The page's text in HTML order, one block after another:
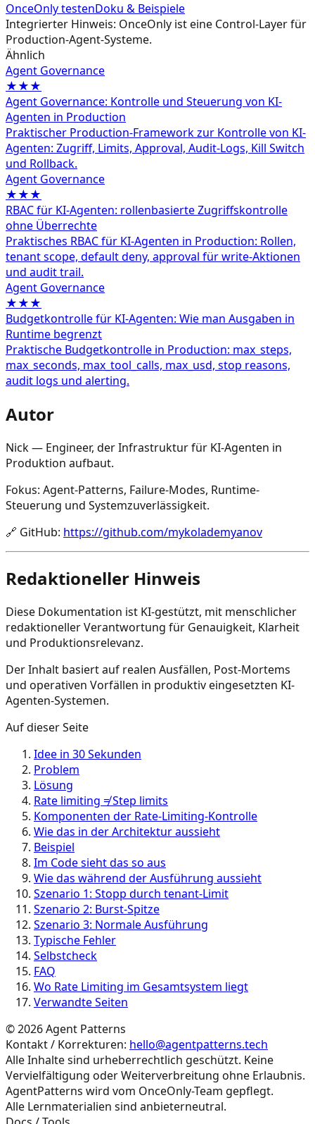
OnceOnly testenDoku & Beispiele
Integrierter Hinweis: OnceOnly ist eine Control-Layer für
Production-Agent-Systeme.
Ähnlich
Agent Governance
★★★
Agent Governance: Kontrolle und Steuerung von KI-
Agenten in Production
Praktischer Production-Framework zur Kontrolle von KI-
Agenten: Zugriff, Limits, Approval, Audit-Logs, Kill Switch
und Rollback.
Agent Governance
★★★
RBAC für KI-Agenten: rollenbasierte Zugriffskontrolle
ohne Überrechte
Praktisches RBAC für KI-Agenten in Production: Rollen,
tenant scope, default deny, approval für write-Aktionen
und audit trail.
Agent Governance
★★★
Budgetkontrolle für KI-Agenten: Wie man Ausgaben in
Runtime begrenzt
Praktische Budgetkontrolle in Production: max_steps,
max_seconds, max_tool_calls, max_usd, stop reasons,
audit logs und alerting.
Autor
Nick — Engineer, der Infrastruktur für KI-Agenten in
Produktion aufbaut.
Fokus: Agent-Patterns, Failure-Modes, Runtime-
Steuerung und Systemzuverlässigkeit.
🔗 GitHub: https://github.com/mykolademyanov
Redaktioneller Hinweis
Diese Dokumentation ist KI-gestützt, mit menschlicher
redaktioneller Verantwortung für Genauigkeit, Klarheit
und Produktionsrelevanz.
Der Inhalt basiert auf realen Ausfällen, Post-Mortems
und operativen Vorfällen in produktiv eingesetzten KI-
Agenten-Systemen.
Auf dieser Seite
Idee in 30 Sekunden
Problem
Lösung
Rate limiting ≠ Step limits
Komponenten der Rate-Limiting-Kontrolle
Wie das in der Architektur aussieht
Beispiel
Im Code sieht das so aus
Wie das während der Ausführung aussieht
Szenario 1: Stopp durch tenant-Limit
Szenario 2: Burst-Spitze
Szenario 3: Normale Ausführung
Typische Fehler
Selbstcheck
FAQ
Wo Rate Limiting im Gesamtsystem liegt
Verwandte Seiten
©2026Agent Patterns
Kontakt / Korrekturen: hello@agentpatterns.tech
Alle Inhalte sind urheberrechtlich geschützt. Keine
Vervielfältigung oder Weiterverbreitung ohne Erlaubnis.
AgentPatterns wird vom OnceOnly-Team gepflegt.
Alle Lernmaterialien sind anbieterneutral.